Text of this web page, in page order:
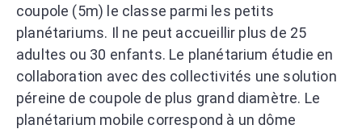
coupole (5m) le classe parmi les petits
planétariums. Il ne peut accueillir plus de 25
adultes ou 30 enfants. Le planétarium étudie en
collaboration avec des collectivités une solution
péreine de coupole de plus grand diamètre. Le
planétarium mobile correspond à un dôme